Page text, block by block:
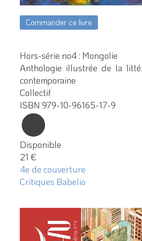
Commander ce livre
Hors-série no4 : Mongolie
Anthologie illustrée de la
contemporaine
Collectif
ISBN 979-10-96165-17-9
Disponible
21 €
4e de couverture
Critiques Babelio